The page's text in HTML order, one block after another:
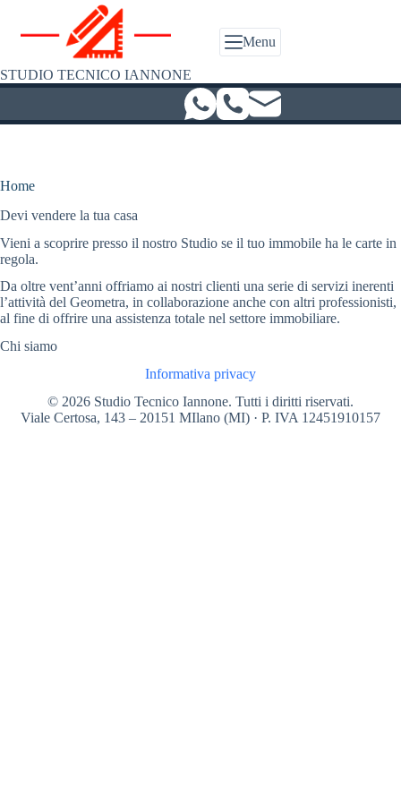
contenuto
STUDIO TECNICO IANNONE
Menu
Home
Devi vendere la tua casa
Vieni a scoprire presso il nostro Studio se il tuo immobile ha le carte in
regola.
Da oltre vent’anni offriamo ai nostri clienti una serie di servizi inerenti
l’attività del Geometra, in collaborazione anche con altri professionisti,
al fine di offrire una assistenza totale nel settore immobiliare.
Chi siamo
Informativa privacy
© 2026 Studio Tecnico Iannone. Tutti i diritti riservati.
Viale Certosa, 143 – 20151 MIlano (MI) · P. IVA 12451910157